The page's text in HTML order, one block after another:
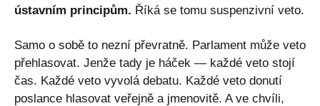
ústavním principům. Říká se tomu suspenzivní veto.
Samo o sobě to nezní převratně. Parlament může veto
přehlasovat. Jenže tady je háček — každé veto stojí
čas. Každé veto vyvolá debatu. Každé veto donutí
poslance hlasovat veřejně a jmenovitě. A ve chvíli,